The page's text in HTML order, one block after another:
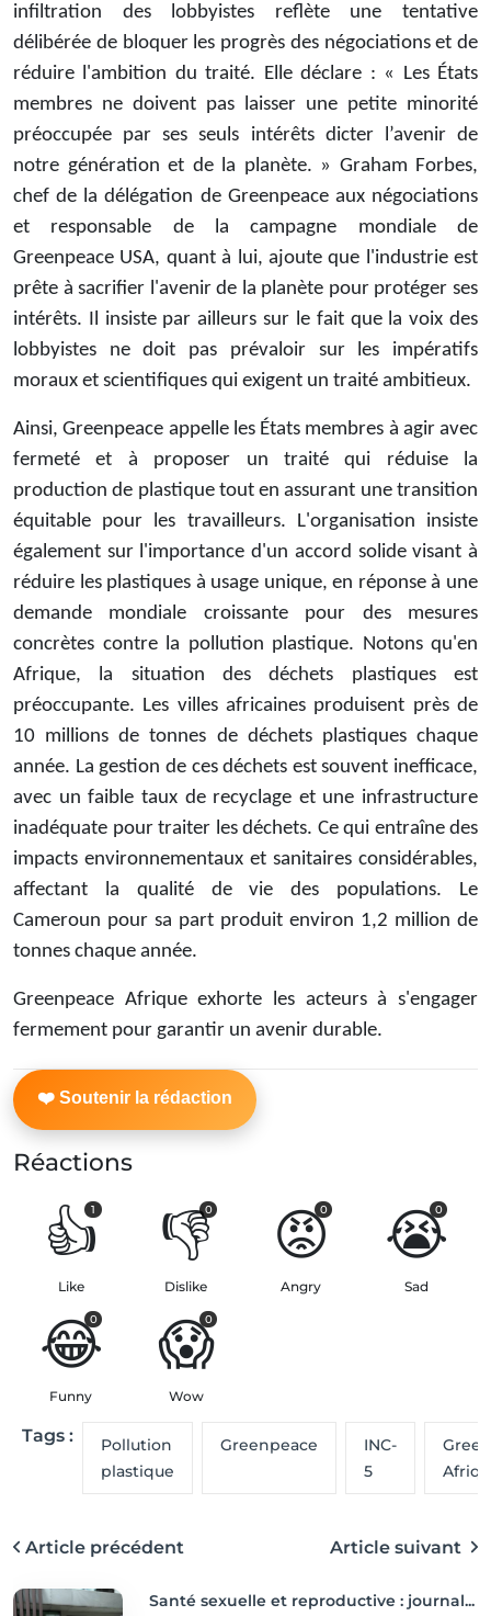
infiltration des lobbyistes reflète une tentative
délibérée de bloquer les progrès des négociations et de
réduire l'ambition du traité. Elle déclare : « Les États
membres ne doivent pas laisser une petite minorité
préoccupée par ses seuls intérêts dicter l’avenir de
notre génération et de la planète. » Graham Forbes,
chef de la délégation de Greenpeace aux négociations
et responsable de la campagne mondiale de
Greenpeace USA, quant à lui, ajoute que l'industrie est
prête à sacrifier l'avenir de la planète pour protéger ses
intérêts. Il insiste par ailleurs sur le fait que la voix des
lobbyistes ne doit pas prévaloir sur les impératifs
moraux et scientifiques qui exigent un traité ambitieux.
Ainsi, Greenpeace appelle les États membres à agir avec
fermeté et à proposer un traité qui réduise la
production de plastique tout en assurant une transition
équitable pour les travailleurs. L'organisation insiste
également sur l'importance d'un accord solide visant à
réduire les plastiques à usage unique, en réponse à une
demande mondiale croissante pour des mesures
concrètes contre la pollution plastique. Notons qu'en
Afrique, la situation des déchets plastiques est
préoccupante. Les villes africaines produisent près de
10 millions de tonnes de déchets plastiques chaque
année. La gestion de ces déchets est souvent inefficace,
avec un faible taux de recyclage et une infrastructure
inadéquate pour traiter les déchets. Ce qui entraîne des
impacts environnementaux et sanitaires considérables,
affectant la qualité de vie des populations. Le
Cameroun pour sa part produit environ 1,2 million de
tonnes chaque année.
Greenpeace Afrique exhorte les acteurs à s'engager
fermement pour garantir un avenir durable.
Réactions
👍
1
Like
👎
0
Dislike
😡
0
Angry
😭
0
Sad
😂
0
Funny
😱
0
Wow
Tags :
Pollution
plastique
Greenpeace
INC-
5
Article précédent Article suivant
Santé sexuelle et reproductive : journal...